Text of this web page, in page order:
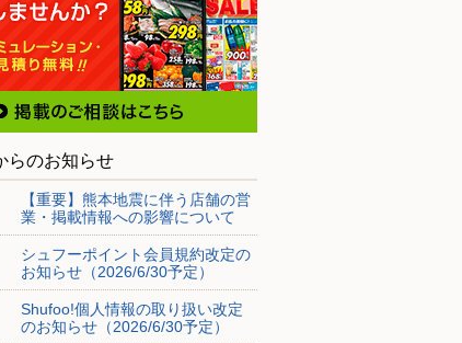
らのお知らせ
【重要】熊本地震に伴う店舗の営
業・掲載情報への影響について
シュフーポイント会員規約改定の
お知らせ（2026/6/30予定）
Shufoo!個人情報の取り扱い改定
のお知らせ（2026/6/30予定）